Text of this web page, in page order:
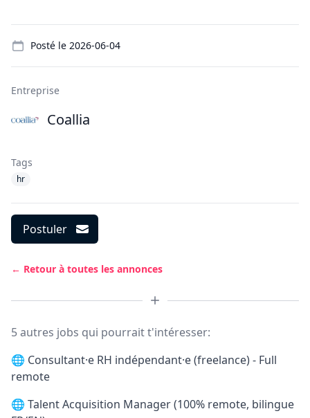
Posté le 2026-06-04
Entreprise
Coallia
Tags
hr
Postuler
← Retour à toutes les annonces
5 autres jobs qui pourrait t'intéresser:
🌐 Consultant·e RH indépendant·e (freelance) - Full
remote
🌐 Talent Acquisition Manager (100% remote, bilingue